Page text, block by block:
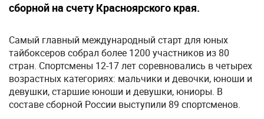
сборной на счету Красноярского края.
Самый главный международный старт для юных
тайбоксеров собрал более 1200 участников из 80
стран. Спортсмены 12-17 лет соревновались в четырех
возрастных категориях: мальчики и девочки, юноши и
девушки, старшие юноши и девушки, юниоры. В
составе сборной России выступили 89 спортсменов.